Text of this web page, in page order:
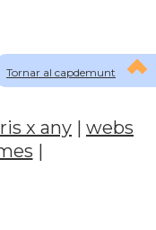
Tornar al capdemunt
x any | webs
|